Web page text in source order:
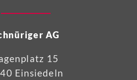
AG
15
Einsiedeln